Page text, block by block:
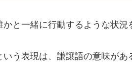
かと一緒に行動するような状況
いう表現は、謙譲語の意味があ